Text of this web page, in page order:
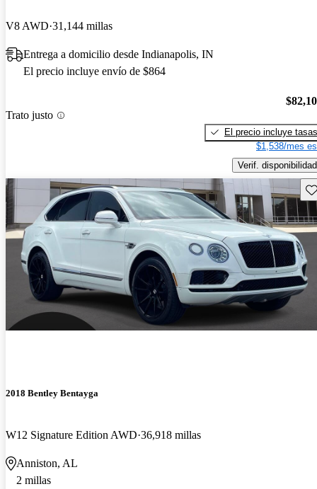
V8 AWD 31,144 millas
Entrega a domicilio desde Indianapolis, IN
El precio incluye envío de $864
Trato justo
El precio incluye tasas
$1,538/mes
Verif. disponibilidad
2018 Bentley Bentayga
W12 Signature Edition AWD 36,918 millas
Anniston, AL
2 millas